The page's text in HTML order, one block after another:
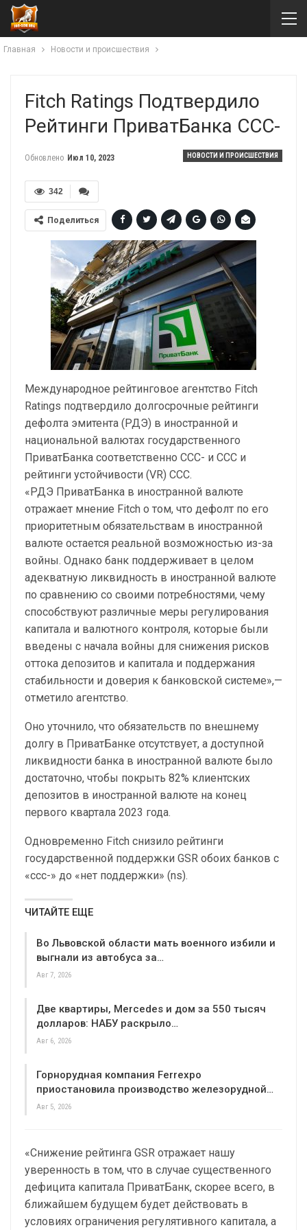
Главная Новости и происшествия
Fitch Ratings Подтвердило
Рейтинги ПриватБанка ССС-
НОВОСТИ И ПРОИСШЕСТВИЯ
Обновлено Июл 10, 2023
342
Поделиться
Международное рейтинговое агентство Fitch
Ratings подтвердило долгосрочные рейтинги
дефолта эмитента (РДЭ) в иностранной и
национальной валютах государственного
ПриватБанка соответственно ССС- и ССС и
рейтинги устойчивости (VR) ССС.
«РДЭ ПриватБанка в иностранной валюте
отражает мнение Fitch о том, что дефолт по его
приоритетным обязательствам в иностранной
валюте остается реальной возможностью из-за
войны. Однако банк поддерживает в целом
адекватную ликвидность в иностранной валюте
по сравнению со своими потребностями, чему
способствуют различные меры регулирования
капитала и валютного контроля, которые были
введены с начала войны для снижения рисков
оттока депозитов и капитала и поддержания
стабильности и доверия к банковской системе»,—
отметило агентство.
Оно уточнило, что обязательств по внешнему
долгу в ПриватБанке отсутствует, а доступной
ликвидности банка в иностранной валюте было
достаточно, чтобы покрыть 82% клиентских
депозитов в иностранной валюте на конец
первого квартала 2023 года.
Одновременно Fitch снизило рейтинги
государственной поддержки GSR обоих банков с
«ссс-» до «нет поддержки» (ns).
ЧИТАЙТЕ ЕЩЕ
Во Львовской области мать военного избили и
выгнали из автобуса за…
Авг 7, 2026
Две квартиры, Mercedes и дом за 550 тысяч
долларов: НАБУ раскрыло…
Авг 6, 2026
Горнорудная компания Ferrexpo
приостановила производство железорудной…
Авг 5, 2026
«Снижение рейтинга GSR отражает нашу
уверенность в том, что в случае существенного
дефицита капитала ПриватБанк, скорее всего, в
ближайшем будущем будет действовать в
условиях ограничения регулятивного капитала, а